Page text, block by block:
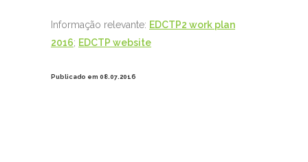
Informação relevante: EDCTP2 work plan
2016; EDCTP website
Publicado em 08.07.2016